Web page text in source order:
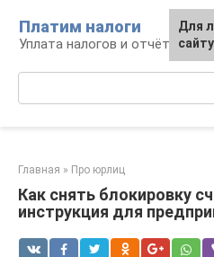
контенту
Платим налоги
Уплата налогов и отчётность
Главная » Про юрлиц
Как снять блокировку
инструкция для
Для